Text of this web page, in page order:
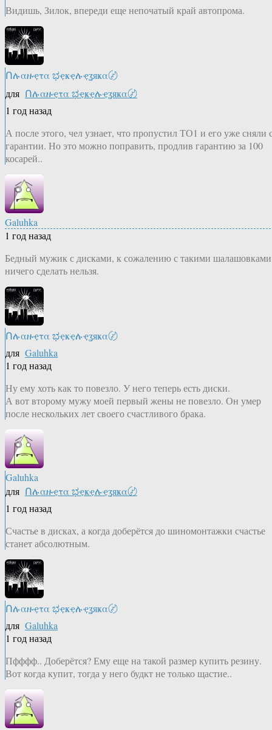
Видишь, Зилок, впереди еще непочатый край автопрома.
Ոሉαዙҿτα ಭҿҝҿሉҿʓяҝα〄
для Ոሉαዙҿτα ಭҿҝҿሉҿʓяҝα〄
1 год назад
А после этого, чел узнает, что пропустил ТО1 и его уже сняли
гарантии. Но это можно поправить, продлив гарантию за 100
косарей..
Galuhka
1 год назад
Бедный мужик с дисками, к сожалению с такими шалашовками
ничего сделать нельзя.
Ոሉαዙҿτα ಭҿҝҿሉҿʓяҝα〄
для Galuhka
1 год назад
Ну ему хоть как то повезло. У него теперь есть диски.
А вот второму мужу моей первый жены не повезло. Он умер
после нескольких лет своего счастливого брака.
Galuhka
для Ոሉαዙҿτα ಭҿҝҿሉҿʓяҝα〄
1 год назад
Счастье в дисках, а когда доберётся до шиномонтажки счастье
станет абсолютным.
Ոሉαዙҿτα ಭҿҝҿሉҿʓяҝα〄
для Galuhka
1 год назад
Пфффф.. Доберётся? Ему еще на такой размер купить резину.
Вот когда купит, тогда у него будкт не только щастие..